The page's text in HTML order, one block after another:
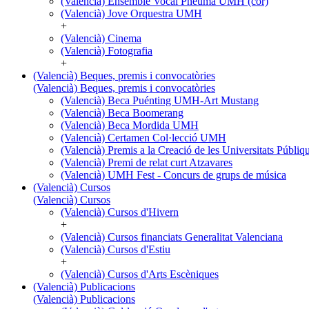
(Valencià) Jove Orquestra UMH
+
(Valencià) Cinema
(Valencià) Fotografia
+
(Valencià) Beques, premis i convocatòries
(Valencià) Beques, premis i convocatòries
(Valencià) Beca Puénting UMH-Art Mustang
(Valencià) Beca Boomerang
(Valencià) Beca Mordida UMH
(Valencià) Certamen Col·lecció UMH
(Valencià) Premis a la Creació de les Universitats
(Valencià) Premi de relat curt Atzavares
(Valencià) UMH Fest - Concurs de grups de música
(Valencià) Cursos
(Valencià) Cursos
(Valencià) Cursos d'Hivern
+
(Valencià) Cursos financiats Generalitat Valenciana
(Valencià) Cursos d'Estiu
+
(Valencià) Cursos d'Arts Escèniques
(Valencià) Publicacions
(Valencià) Publicacions